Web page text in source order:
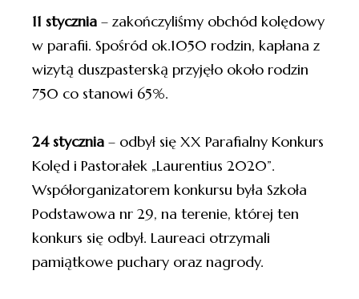
11 stycznia – zakończyliśmy obchód kolędowy
w parafii. Spośród ok.1050 rodzin, kapłana z
wizytą duszpasterską przyjęło około rodzin
750 co stanowi 65%.
24 stycznia – odbył się XX Parafialny Konkurs
Kolęd i Pastorałek „Laurentius 2020”.
Współorganizatorem konkursu była Szkoła
Podstawowa nr 29, na terenie, której ten
konkurs się odbył. Laureaci otrzymali
pamiątkowe puchary oraz nagrody.